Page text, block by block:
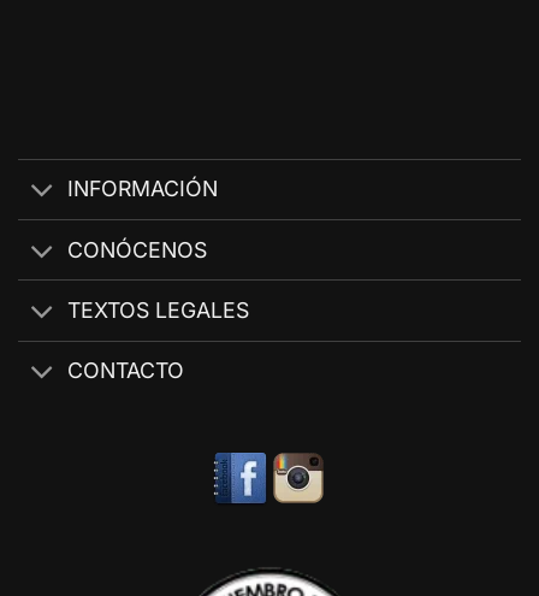
INFORMACIÓN
CONÓCENOS
TEXTOS LEGALES
CONTACTO